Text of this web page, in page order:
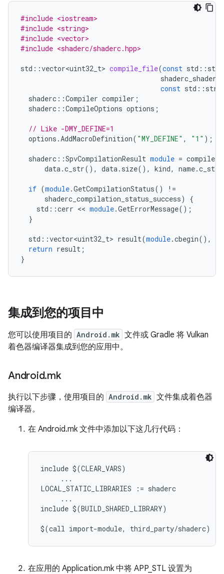
#include <iostream>
#include <string>
#include <vector>
#include <shaderc/shaderc.hpp>
std ::vector<uint32_t> compile_file(const std ::
const std ::
shaderc ::Compiler compiler ;
shaderc ::CompileOptions options ;
// Like -DMY_DEFINE=1
options .AddMacroDefinition( "MY_DEFINE" , "1" );
shaderc ::SpvCompilationResult module = compiler
data.c_str(), data. size(), kind, name.c_str
if (module.GetCompilationStatus()
!=
shaderc_compilation_status_success)
{
std ::cerr << module.GetErrorMessage();
}
std ::vector<uint32_t> result(module.cbegin(),
return result ;
}
集成到您的项目中
您可以使用项目的 Android.mk 文件或 Gradle 将 Vulkan
着色器编译器集成到您的应用中。
Android.mk
执行以下步骤，使用项目的 Android.mk 文件集成着色器
编译器。
在 Android.mk 文件中添加以下这几行代码：
include $(CLEAR_VARS)
     ...
LOCAL_STATIC_LIBRARIES := shaderc
     ...
include $(BUILD_SHARED_LIBRARY)
在应用的 Application.mk 中将 APP_STL 设置为